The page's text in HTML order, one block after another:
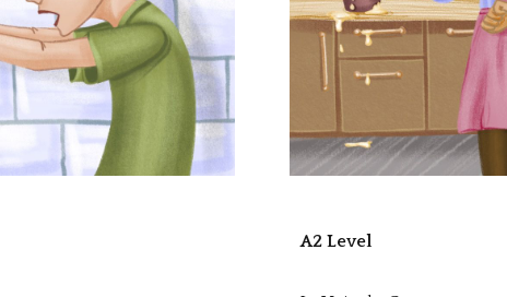
A2 Level